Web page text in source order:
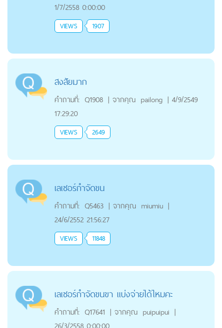
1/7/2558 0:00:00
VIEWS 1907
สงสัยมาก
คำถามที่: Q1908 | จากคุณ pailong | 4/9/2549
17:29:20
VIEWS 2649
เลเซอร์กำจัดขน
คำถามที่: Q5463 | จากคุณ miumiu |
24/6/2552 21:56:27
VIEWS 11848
เลเซอร์กำจัดขนขา แบ่งจ่ายได้ไหมคะ
คำถามที่: Q17641 | จากคุณ puipuipui |
26/3/2558 0:00:00